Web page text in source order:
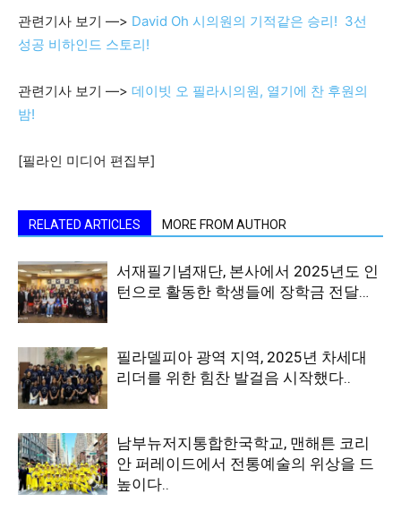
(PA/NJ/DE)
관련기사 보기 —> David Oh 시의원의 기적같은 승리! 3선
성공 비하인드 스토리!
관련기사 보기 —> 데이빗 오 필라시의원, 열기에 찬 후원의
밤!
[필라인 미디어 편집부]
RELATED ARTICLES MORE FROM AUTHOR
서재필기념재단, 본사에서 2025년도 인
턴으로 활동한 학생들에 장학금 전달…
필라델피아 광역 지역, 2025년 차세대
리더를 위한 힘찬 발걸음 시작했다..
남부뉴저지통합한국학교, 맨해튼 코리
안 퍼레이드에서 전통예술의 위상을 드
높이다..